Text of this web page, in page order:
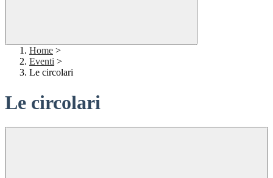
Home >
Eventi >
Le circolari
Le circolari